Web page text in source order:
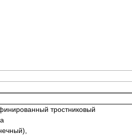
тростниковый